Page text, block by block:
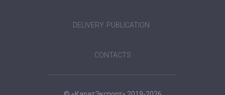
DELIVERY PUBLICATION
CONTACTS